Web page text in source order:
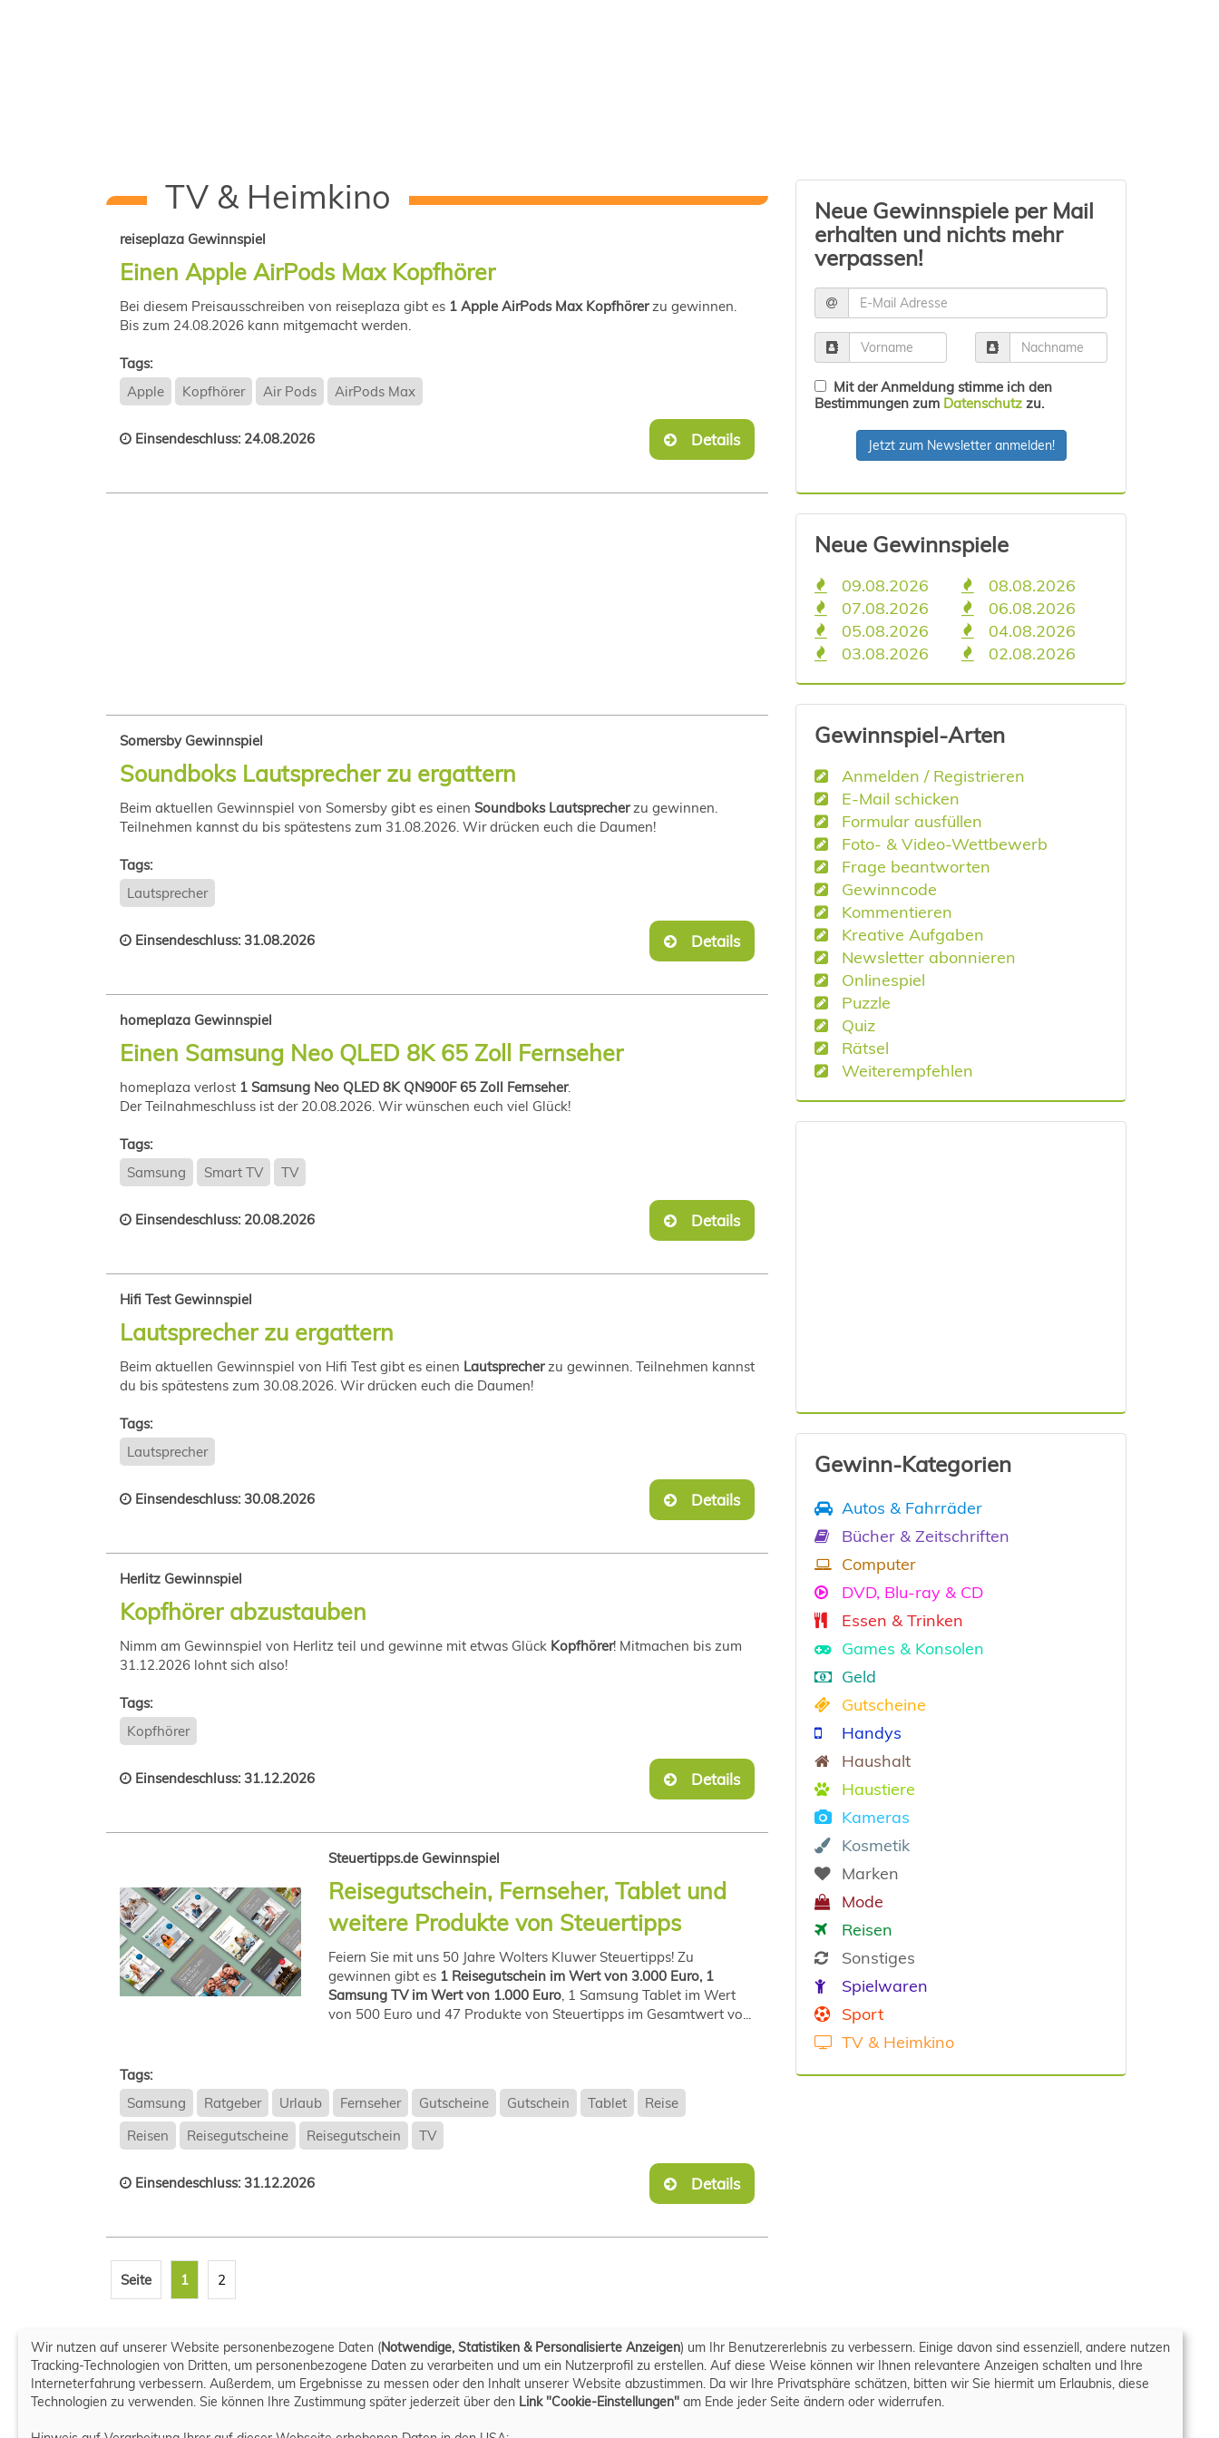
TV & Heimkino
reiseplaza Gewinnspiel
Einen Apple AirPods Max Kopfhörer
Bei diesem Preisausschreiben von reiseplaza gibt es 1 Apple AirPods Max Kopfhörerzu gewinnen.
Bis zum 24.08.2026 kann mitgemacht werden.
Tags:
Apple
Kopfhörer Air Pods AirPods Max
Einsendeschluss: 24.08.2026 Details
Somersby Gewinnspiel
Soundboks Lautsprecher zu ergattern
Beim aktuellen Gewinnspiel von Somersby gibt es einen Soundboks Lautsprecherzu gewinnen.
Teilnehmen kannst du bis spätestens zum 31.08.2026. Wir drücken euch die Daumen!
Tags:
Lautsprecher
Einsendeschluss: 31.08.2026 Details
homeplaza Gewinnspiel
Einen Samsung Neo QLED 8K 65 Zoll Fernseher
homeplaza verlost 1 Samsung Neo QLED 8K QN900F 65 Zoll Fernseher.
Der Teilnahmeschluss ist der 20.08.2026. Wir wünschen euch viel Glück!
Tags:
Samsung
Smart TV TV
Einsendeschluss: 20.08.2026 Details
Hifi Test Gewinnspiel
Lautsprecher zu ergattern
Beim aktuellen Gewinnspiel von Hifi Test gibt es einen Lautsprecherzu gewinnen. Teilnehmen kannst
du bis spätestens zum 30.08.2026. Wir drücken euch die Daumen!
Tags:
Lautsprecher
Einsendeschluss: 30.08.2026 Details
Herlitz Gewinnspiel
Kopfhörer abzustauben
Nimm am Gewinnspiel von Herlitz teil und gewinne mit etwas Glück Kopfhörer! Mitmachen bis zum
31.12.2026 lohnt sich also!
Tags:
Kopfhörer
Einsendeschluss: 31.12.2026 Details
Steuertipps.de Gewinnspiel
Reisegutschein, Fernseher, Tablet und
weitere Produkte von Steuertipps
Feiern Sie mit uns 50 Jahre Wolters Kluwer Steuertipps! Zu
gewinnen gibt es 1 Reisegutschein im Wert von 3.000 Euro, 1
Samsung TV im Wert von 1.000 Euro, 1 Samsung Tablet im Wert
von 500 Euro und 47 Produkte von Steuertipps im Gesamtwert vo...
Tags:
Samsung
Ratgeber Urlaub Fernseher Gutscheine Gutschein Tablet
Reise
Reisen
Reisegutscheine Reisegutschein TV
Einsendeschluss: 31.12.2026 Details
Seite 1 2
Neue Gewinnspiele per Mail
erhalten und nichts mehr
verpassen!
Mit der Anmeldung stimme ich den
Bestimmungen zum Datenschutz zu.
Jetzt zum Newsletter anmelden!
Neue Gewinnspiele
09.08.2026
08.08.2026
07.08.2026
06.08.2026
05.08.2026
04.08.2026
03.08.2026
02.08.2026
Gewinnspiel-Arten
Anmelden / Registrieren
E-Mail schicken
Formular ausfüllen
Foto- & Video-Wettbewerb
Frage beantworten
Gewinncode
Kommentieren
Kreative Aufgaben
Newsletter abonnieren
Onlinespiel
Puzzle
Quiz
Rätsel
Weiterempfehlen
Gewinn-Kategorien
Autos & Fahrräder
Bücher & Zeitschriften
Computer
DVD, Blu-ray & CD
Essen & Trinken
Games & Konsolen
Geld
Gutscheine
Handys
Haushalt
Haustiere
Kameras
Kosmetik
Marken
Mode
Reisen
Sonstiges
Spielwaren
Sport
TV & Heimkino
Wir nutzen auf unserer Website personenbezogene Daten (Notwendige, Statistiken & Personalisierte Anzeigen) um Ihr Benutzererlebnis zu verbessern. Einige davon sind essenziell, andere nutzen
Tracking-Technologien von Dritten, um personenbezogene Daten zu verarbeiten und um ein Nutzerprofil zu erstellen. Auf diese Weise können wir Ihnen relevantere Anzeigen schalten und Ihre
Interneterfahrung verbessern. Außerdem, um Ergebnisse zu messen oder den Inhalt unserer Website abzustimmen. Da wir Ihre Privatsphäre schätzen, bitten wir Sie hiermit um Erlaubnis, diese
Technologien zu verwenden. Sie können Ihre Zustimmung später jederzeit über den Link "Cookie-Einstellungen" am Ende jeder Seite ändern oder widerrufen.